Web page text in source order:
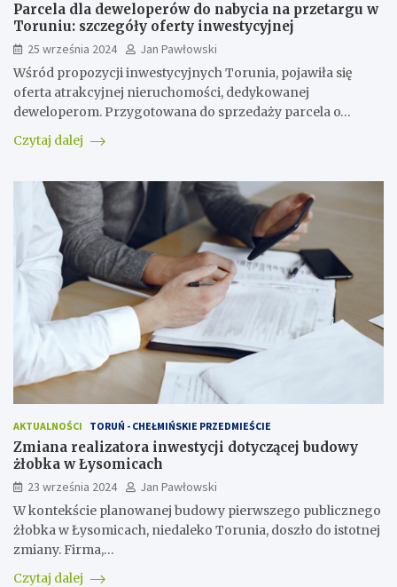
Parcela dla deweloperów do nabycia na przetargu w
Toruniu: szczegóły oferty inwestycyjnej
25 września 2024
Jan Pawłowski
Wśród propozycji inwestycyjnych Torunia, pojawiła się
oferta atrakcyjnej nieruchomości, dedykowanej
deweloperom. Przygotowana do sprzedaży parcela o…
Czytaj dalej
AKTUALNOŚCI TORUŃ - CHEŁMIŃSKIE PRZEDMIEŚCIE
Zmiana realizatora inwestycji dotyczącej budowy
żłobka w Łysomicach
23 września 2024
Jan Pawłowski
W kontekście planowanej budowy pierwszego publicznego
żłobka w Łysomicach, niedaleko Torunia, doszło do istotnej
zmiany. Firma,…
Czytaj dalej